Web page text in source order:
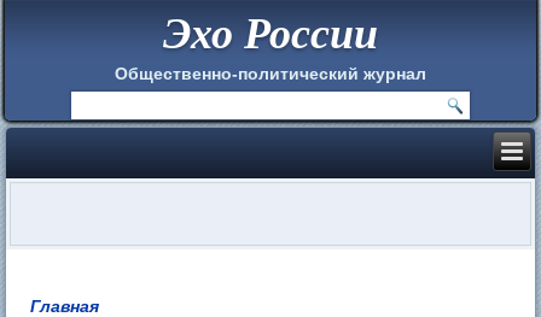
Эхо России
Общественно-политический журнал
Главная